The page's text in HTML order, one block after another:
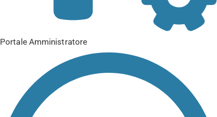
Portale Amministratore